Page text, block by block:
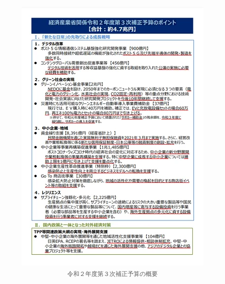
令和２年度第３次補正予算の概要